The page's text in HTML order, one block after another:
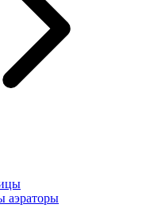
аэраторы